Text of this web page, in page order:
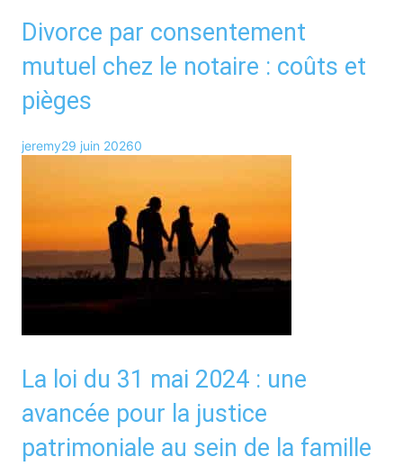
Divorce par consentement
mutuel chez le notaire : coûts et
pièges
jeremy29 juin 20260
La loi du 31 mai 2024 : une
avancée pour la justice
patrimoniale au sein de la famille